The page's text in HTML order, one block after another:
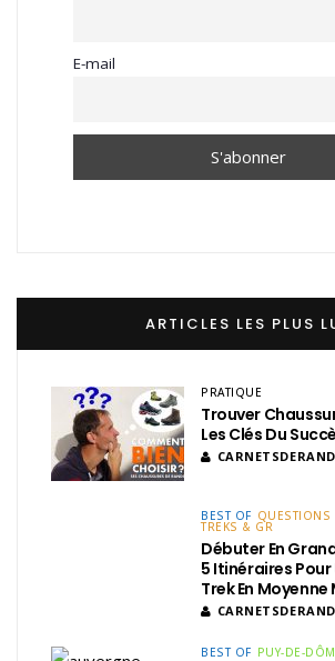
E-mail
ARTICLES LES PLUS
PRATIQUE
Trouver
Les Clés Du
BEST OF QUESTIONS
TREKS & GR
Débuter En
5 Itinéraires Pour
Trek En
BEST OF PUY-DE-